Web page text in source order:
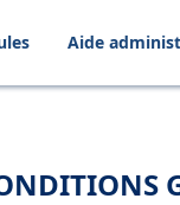
Aide